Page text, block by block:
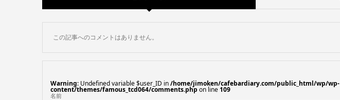
この記事へのコメントはありません。
Warning : Undefined variable $user_ID in/home/jimoken/cafebardiary.com/public_html/wp/wp-
content/themes/famous_tcd064/comments.php on line 109
名前